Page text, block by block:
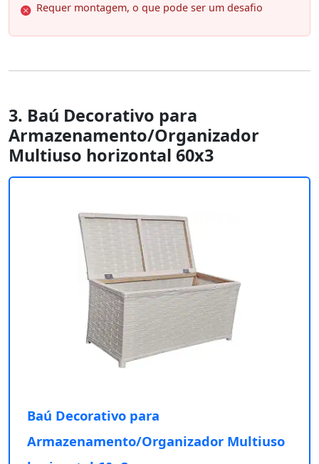
Requer montagem, o que pode ser um desafio
3. Baú Decorativo para
Armazenamento/Organizador
Multiuso horizontal 60x3
Baú Decorativo para
Armazenamento/Organizador Multiuso